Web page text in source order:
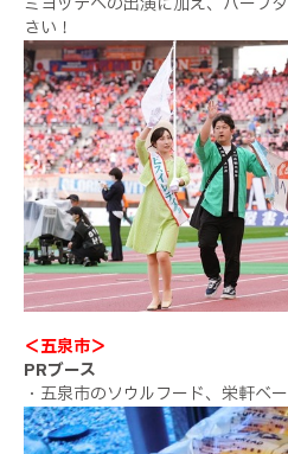
さい！
＜五泉市＞
PRブース
・五泉市のソウルフード、栄軒ベ